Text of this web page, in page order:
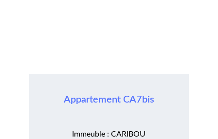
Appartement CA7bis
Immeuble : CARIBOU